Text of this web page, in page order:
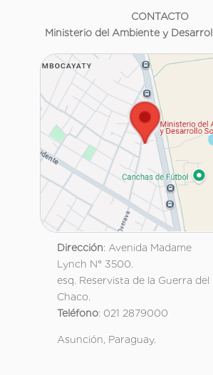
CONTACTO
Ministerio del Ambiente y
Dirección: Avenida Madame
Lynch N° 3500.
esq. Reservista de la Guerra del
Chaco.
Teléfono: 021 2879000
Asunción, Paraguay.